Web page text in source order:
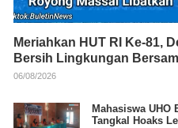
Meriahkan HUT RI Ke-81,
Bersih Lingkungan
06/08/2026
Mahasiswa UHO
Tangkal Hoaks